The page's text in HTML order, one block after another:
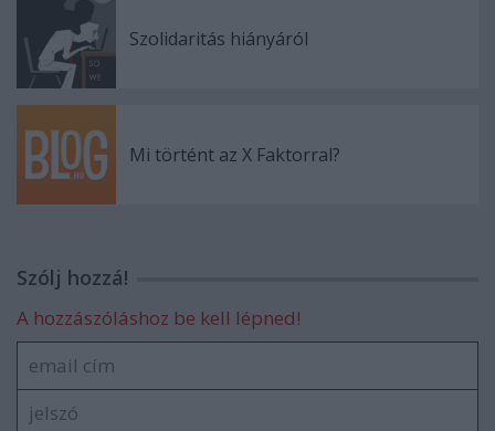
Szolidaritás hiányáról
Mi történt az X Faktorral?
Szólj hozzá!
A hozzászóláshoz be kell lépned!